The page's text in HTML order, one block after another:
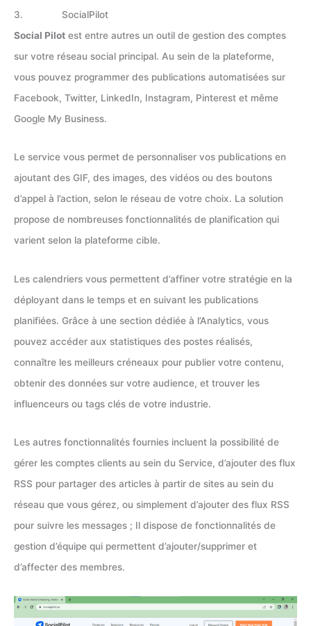
3. SocialPilot
Social Pilot est entre autres un outil de gestion des comptes
sur votre réseau social principal. Au sein de la plateforme,
vous pouvez programmer des publications automatisées sur
Facebook, Twitter, LinkedIn, Instagram, Pinterest et même
Google My Business.
Le service vous permet de personnaliser vos publications en
ajoutant des GIF, des images, des vidéos ou des boutons
d’appel à l’action, selon le réseau de votre choix. La solution
propose de nombreuses fonctionnalités de planification qui
varient selon la plateforme cible.
Les calendriers vous permettent d’affiner votre stratégie en la
déployant dans le temps et en suivant les publications
planifiées. Grâce à une section dédiée à l’Analytics, vous
pouvez accéder aux statistiques des postes réalisés,
connaître les meilleurs créneaux pour publier votre contenu,
obtenir des données sur votre audience, et trouver les
influenceurs ou tags clés de votre industrie.
Les autres fonctionnalités fournies incluent la possibilité de
gérer les comptes clients au sein du Service, d’ajouter des flux
RSS pour partager des articles à partir de sites au sein du
réseau que vous gérez, ou simplement d’ajouter des flux RSS
pour suivre les messages ; Il dispose de fonctionnalités de
gestion d’équipe qui permettent d’ajouter/supprimer et
d’affecter des membres.